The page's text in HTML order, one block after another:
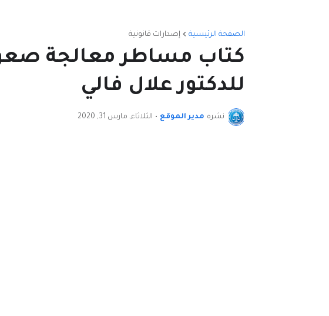
الصفحة الرئيسية إصدارات قانونية
كتاب مساطر معالجة
للدكتور علال فالي
نشره مدير الموقع • الثلاثاء, مارس 31, 2020